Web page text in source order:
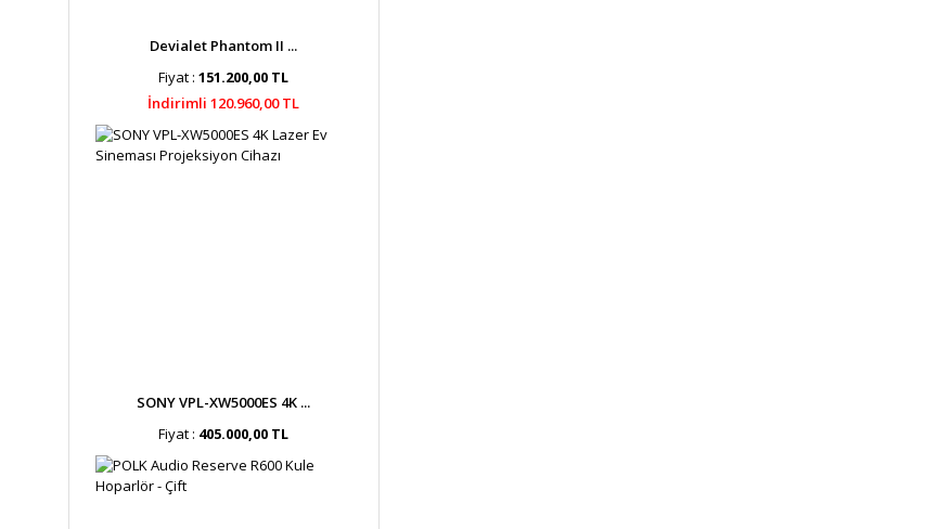
Devialet Phantom II ...
Fiyat :151.200,00 TL
İndirimli 120.960,00 TL
SONY VPL-XW5000ES 4K ...
Fiyat : 405.000,00 TL